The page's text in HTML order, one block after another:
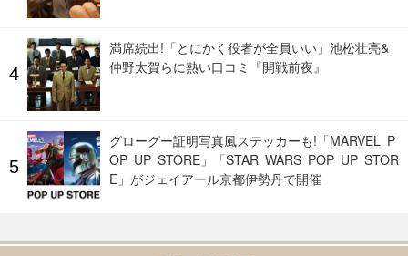
満席続出!「とにかく役者が全員いい」池松壮亮&
仲野太賀らに熱い口コミ『開戦前夜』
グローグー証明写真風ステッカーも!「MARVEL P
OP UP STORE」「STAR WARS POP UP STOR
E」がジェイアール京都伊勢丹で開催